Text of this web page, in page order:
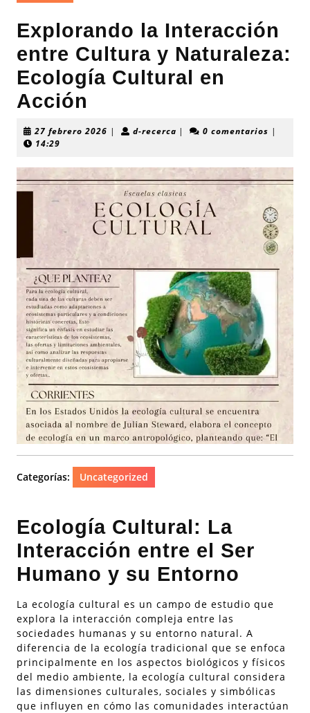
Explorando la Interacción
entre Cultura y Naturaleza:
Ecología Cultural en
Acción
27 febrero 2026 27| d-recercad-| 0 comentarios |
14:29
Categorías: Uncategorized
Ecología Cultural: La
Interacción entre el Ser
Humano y su Entorno
La ecología cultural es un campo de estudio que
explora la interacción compleja entre las
sociedades humanas y su entorno natural. A
diferencia de la ecología tradicional que se enfoca
principalmente en los aspectos biológicos y físicos
del medio ambiente, la ecología cultural considera
las dimensiones culturales, sociales y simbólicas
que influyen en cómo las comunidades interactúan